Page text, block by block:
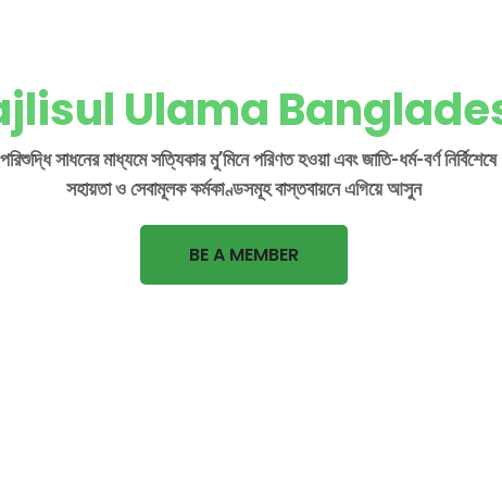
Ulama
সাধনের মাধ্যমে সত্যিকার মু’মিনে পরিণত হওয়া এবং জাতি-ধর্ম-বর্ণ
সহায়তা ও সেবামূলক কর্মকাণ্ডসমূহ বাস্তবায়নে এগিয়ে আসুন
BE A MEMBER